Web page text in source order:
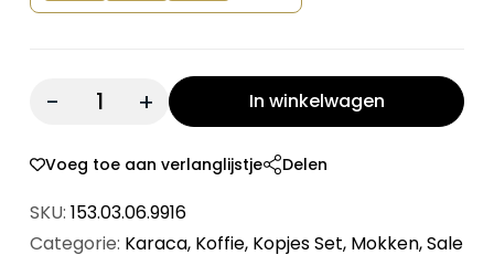
Quantity: In winkelwagen
Voeg toe aan verlanglijstje Delen
SKU: 153.03.06.9916
Categorie: Karaca, Koffie, Kopjes Set, Mokken,Sale